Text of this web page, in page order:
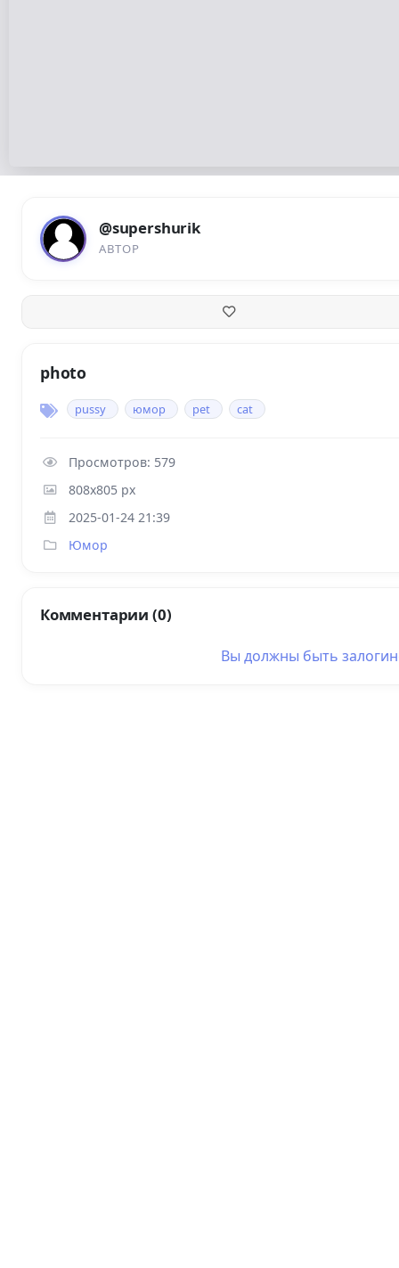
@supershurik
АВТОР
photo
pussy юмор pet cat
Просмотров: 579
808x805 px
2025-01-24 21:39
Юмор
Комментарии (0)
Вы должны быть